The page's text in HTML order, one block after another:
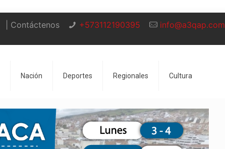
| Contáctenos +573112190395 info@a3qap.com
Nación Deportes Regionales Cultura